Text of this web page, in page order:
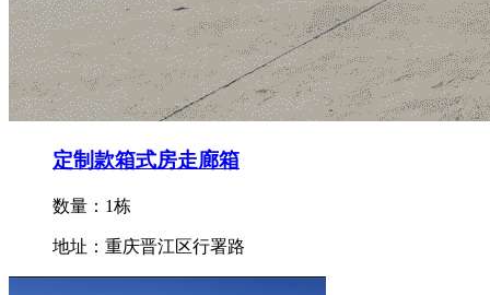
定制款箱式房走廊箱
数量：1栋
地址：重庆晋江区行署路